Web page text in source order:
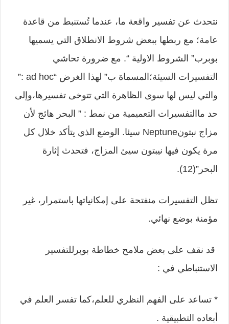
نتحدث عن تفسير واقعة ما، عندما تُستنبط من قاعدة
عامة؛ مع ربطها ببعض شروط الانطلاق التي يسميها
بوبرب” الشروط الاولية “. مع ضرورة تحاشي
التفسيرات السيئة؛المسماة ب” لهذا الغرض “ad hoc :”
والتي ليس لها سوى الظاهرة التي تتوخى تفسيرها،وإلى
حد ماالتفسيرات التعميمية من نمط : ” البحر هائج لأن
مزاج نبتونNeptune سيئا. الوضع الذي يتأكد خلال كل
مرة يكون فيها نيبتون سيئ المزاج، فتحدث إثارة
البحر”(12).
تظل التفسيرات منفتحة على إمكانياتها باستمرار، غير
مؤمنة بوضع نهائي.
قد نقف على بعض ملامح خطاطة بوبرللتفسير
الاستنباطي في :
* تساعد على الفهم النظري للعلم،كما تفسر العلم في
أبعاده التطبيقية .